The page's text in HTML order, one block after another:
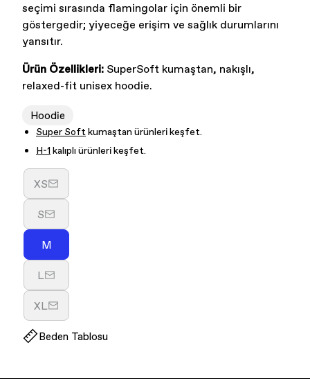
seçimi sırasında flamingolar için önemli bir
göstergedir; yiyeceğe erişim ve sağlık durumlarını
yansıtır.
Ürün Özellikleri: SuperSoft kumaştan, nakışlı,
relaxed-fit unisex hoodie.
Hoodie
Super Softkumaştan ürünleri keşfet.
H-1 kalıplı ürünleri keşfet.
XSVaryasyon
tükendi
veya
kullanılamıyor
SVaryasyon
tükendi
veya
kullanılamıyor
MVaryasyon
tükendi
veya
kullanılamıyor
LVaryasyon
tükendi
veya
kullanılamıyor
XLVaryasyon
veya
Beden Tablosu